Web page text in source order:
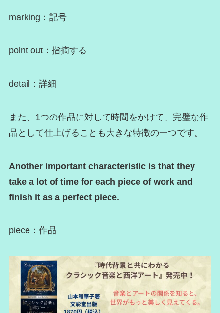
marking：記号
point out：指摘する
detail：詳細
また、1つの作品に対して時間をかけて、完璧な作
品として仕上げることも大きな特徴の一つです。
Another important characteristic is that they
take a lot of time for each piece of work and
finish it as a perfect piece.
piece：作品